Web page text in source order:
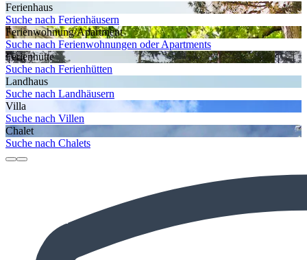
Ferienhaus
Suche nach Ferienhäusern
Ferienwohnung/Apartment
Suche nach Ferienwohnungen oder Apartments
Ferienhütte
Suche nach Ferienhütten
Landhaus
Suche nach Landhäusern
Villa
Suche nach Villen
Chalet
Suche nach Chalets